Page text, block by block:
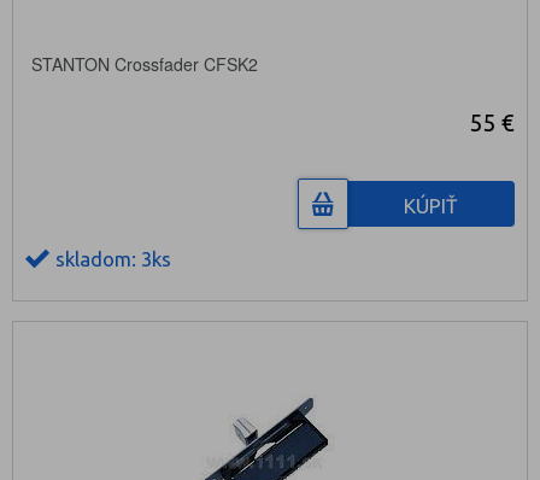
STANTON Crossfader CFSK2
55 €
KÚPIŤ
skladom: 3ks